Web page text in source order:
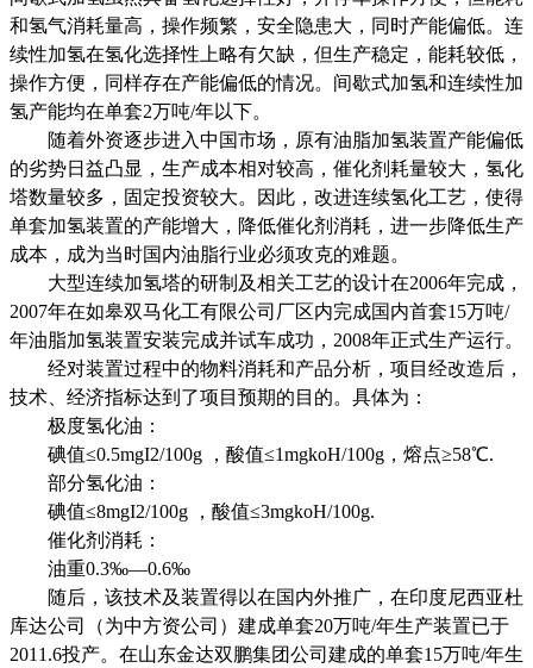
和氢气消耗量高，操作频繁，安全隐患大，同时产能偏低。连
续性加氢在氢化选择性上略有欠缺，但生产稳定，能耗较低，
操作方便，同样存在产能偏低的情况。间歇式加氢和连续性加
氢产能均在单套2万吨/年以下。
随着外资逐步进入中国市场，原有油脂加氢装置产能偏低
的劣势日益凸显，生产成本相对较高，催化剂耗量较大，氢化
塔数量较多，固定投资较大。因此，改进连续氢化工艺，使得
单套加氢装置的产能增大，降低催化剂消耗，进一步降低生产
成本，成为当时国内油脂行业必须攻克的难题。
大型连续加氢塔的研制及相关工艺的设计在2006年完成，
2007年在如皋双马化工有限公司厂区内完成国内首套15万吨/
年油脂加氢装置安装完成并试车成功，2008年正式生产运行。
经对装置过程中的物料消耗和产品分析，项目经改造后，
技术、经济指标达到了项目预期的目的。具体为：
极度氢化油：
碘值≤0.5mgI2/100g ，酸值≤1mgkoH/100g，熔点≥58℃.
部分氢化油：
碘值≤8mgI2/100g ，酸值≤3mgkoH/100g.
催化剂消耗：
油重0.3‰―0.6‰
随后，该技术及装置得以在国内外推广，在印度尼西亚杜
库达公司（为中方资公司）建成单套20万吨/年生产装置已于
2011.6投产。在山东金达双鹏集团公司建成的单套15万吨/年生